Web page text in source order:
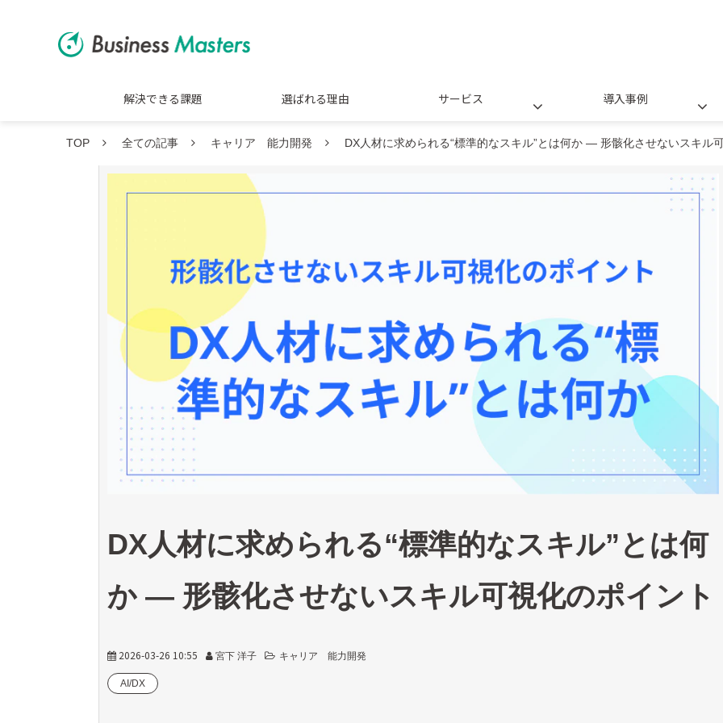
解決できる課題 選ばれる理由 サービス 導入事例
TOP 全ての記事 キャリア 能力開発 DX人材に求められる“標準的なスキル”とは何か ― 形骸化させないスキル
DX人材に求められる“標準的なスキル”とは何
か ― 形骸化させないスキル可視化のポイント
2026-03-26 10:55 宮下 洋子 キャリア 能力開発
AI/DX